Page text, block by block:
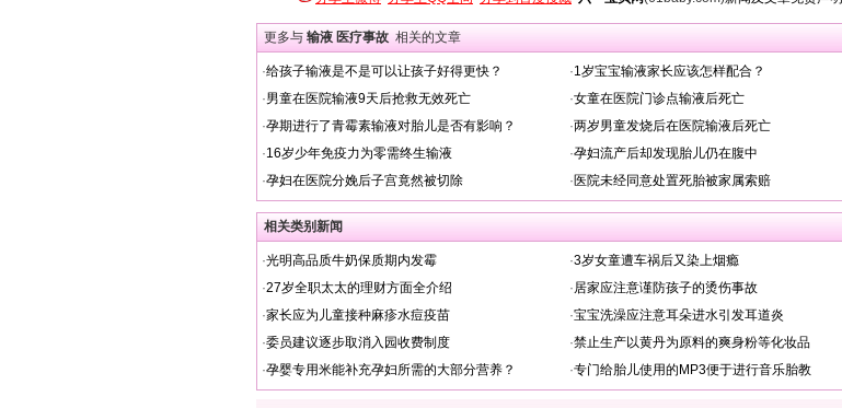
更多与 输液 医疗事故 相关的文章
·给孩子输液是不是可以让孩子好得更快？ ·1岁宝宝输液家长应该怎样配合？
·男童在医院输液9天后抢救无效死亡 ·女童在医院门诊点输液后死亡
·孕期进行了青霉素输液对胎儿是否有影响？ ·两岁男童发烧后在医院输液后死亡
·16岁少年免疫力为零需终生输液 ·孕妇流产后却发现胎儿仍在腹中
·孕妇在医院分娩后子宫竟然被切除 · 医院未经同意处置死胎被家属索赔
相关类别新闻
·光明高品质牛奶保质期内发霉 ·3岁女童遭车祸后又染上烟瘾
·27岁全职太太的理财方面全介绍 ·居家应注意谨防孩子的烫伤事故
·家长应为儿童接种麻疹水痘疫苗 ·宝宝洗澡应注意耳朵进水引发耳道炎
·委员建议逐步取消入园收费制度 ·禁止生产以黄丹为原料的爽身粉等化妆品
·孕婴专用米能补充孕妇所需的大部分营养？ ·专门给胎儿使用的MP3便于进行音乐胎教